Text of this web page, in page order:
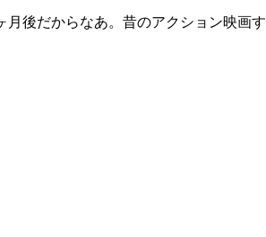
月後だからなあ。昔のアクション映画